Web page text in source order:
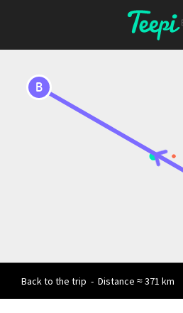
B
Back to the trip - Distance ≈ 371 km